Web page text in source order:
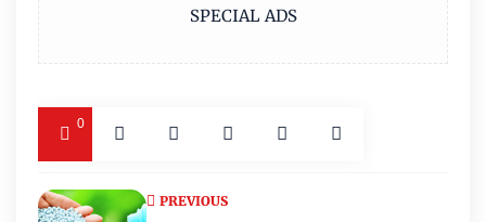
SPECIAL ADS
0
PREVIOUS